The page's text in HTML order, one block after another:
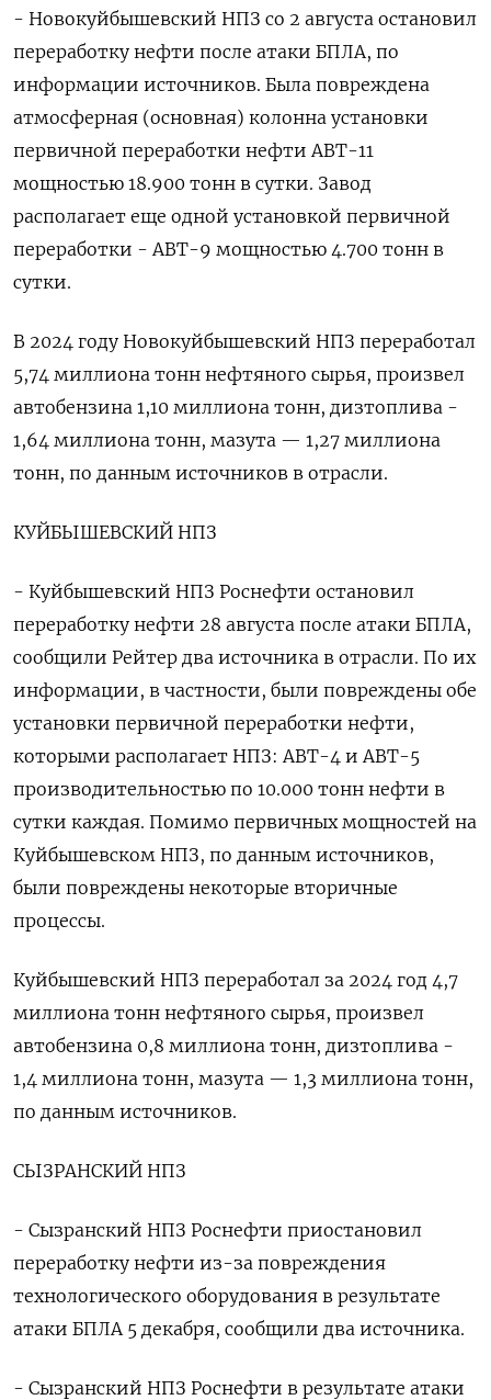
- Новокуйбышевский НПЗ со 2 августа остановил
переработку нефти после атаки БПЛА, по
информации источников. Была повреждена
атмосферная (основная) колонна установки
первичной переработки нефти АВТ-11
мощностью 18.900 тонн в сутки. Завод
располагает еще одной установкой первичной
переработки - АВТ-9 мощностью 4.700 тонн в
сутки.
В 2024 году Новокуйбышевский НПЗ переработал
5,74 миллиона тонн нефтяного сырья, произвел
автобензина 1,10 миллиона тонн, дизтоплива -
1,64 миллиона тонн, мазута — 1,27 миллиона
тонн, по данным источников в отрасли.
КУЙБЫШЕВСКИЙ НПЗ
- Куйбышевский НПЗ Роснефти остановил
переработку нефти 28 августа после атаки БПЛА,
сообщили Рейтер два источника в отрасли. По их
информации, в частности, были повреждены обе
установки первичной переработки нефти,
которыми располагает НПЗ: АВТ-4 и АВТ-5
производительностью по 10.000 тонн нефти в
сутки каждая. Помимо первичных мощностей на
Куйбышевском НПЗ, по данным источников,
были повреждены некоторые вторичные
процессы.
Куйбышевский НПЗ переработал за 2024 ⁠год 4,7
миллиона тонн нефтяного сырья, произвел
автобензина 0,8 миллиона тонн, дизтоплива -
1,4 миллиона тонн, мазута — 1,3 миллиона тонн,
по данным источников.
СЫЗРАНСКИЙ НПЗ
- Сызранский НПЗ Роснефти приостановил
переработку нефти из-за повреждения
технологического оборудования в результате
атаки БПЛА 5 декабря, сообщили два источника.
- Сызранский НПЗ Роснефти в результате атаки